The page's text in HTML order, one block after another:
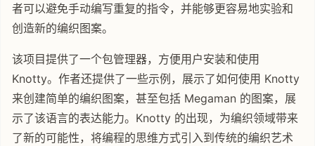
者可以避免手动编写重复的指令，并能够更容易地实验和
创造新的编织图案。
该项目提供了一个包管理器，方便用户安装和使用
Knotty。作者还提供了一些示例，展示了如何使用 Knotty
来创建简单的编织图案，甚至包括 Megaman 的图案，展
示了该语言的表达能力。Knotty 的出现，为编织领域带来
了新的可能性，将编程的思维方式引入到传统的编织艺术